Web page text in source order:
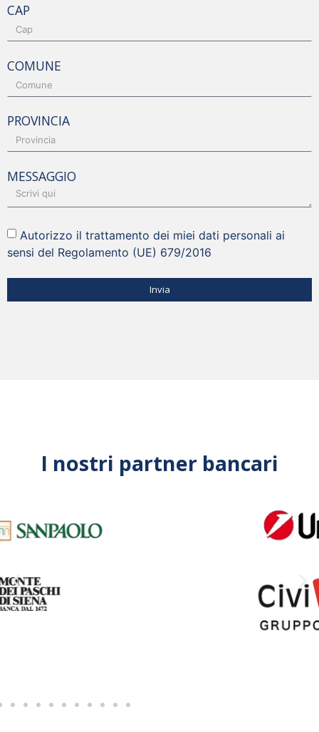
CAP
COMUNE
PROVINCIA
MESSAGGIO
Autorizzo il trattamento dei miei dati personali ai
sensi del Regolamento (UE) 679/2016
Invia
I nostri partner bancari